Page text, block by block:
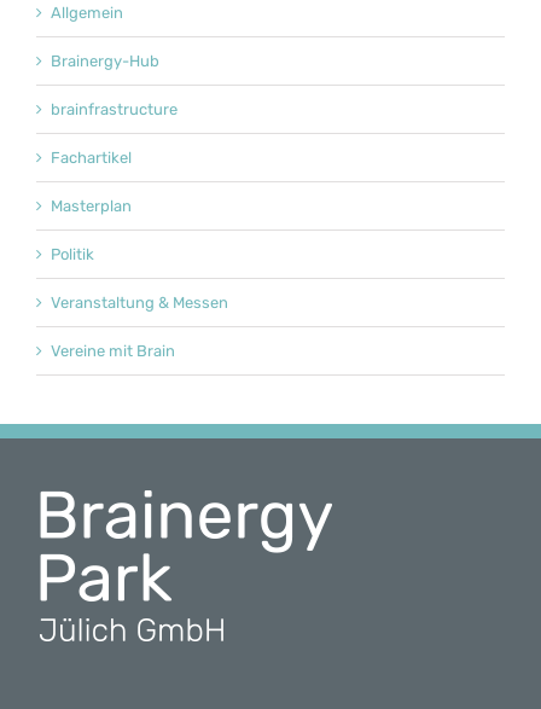
Allgemein
Brainergy-Hub
brainfrastructure
Fachartikel
Masterplan
Politik
Veranstaltung & Messen
Vereine mit Brain